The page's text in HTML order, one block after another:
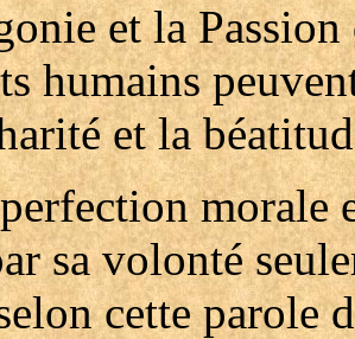
et la
humains
et la
morale
sa volonté
cette parole